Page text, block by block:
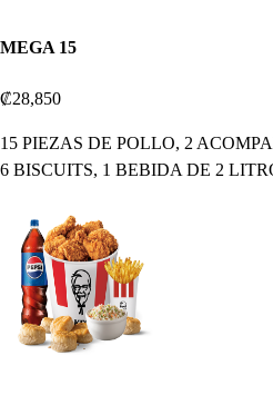
MEGA 15
₡28,850
15 PIEZAS DE POLLO, 2
6 BISCUITS, 1 BEBIDA DE 2